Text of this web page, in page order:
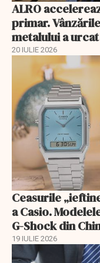
ALRO
primar.
metalului a
20 IULIE 2026
Ceasurile
a Casio.
G-Shock din
19 IULIE 2026